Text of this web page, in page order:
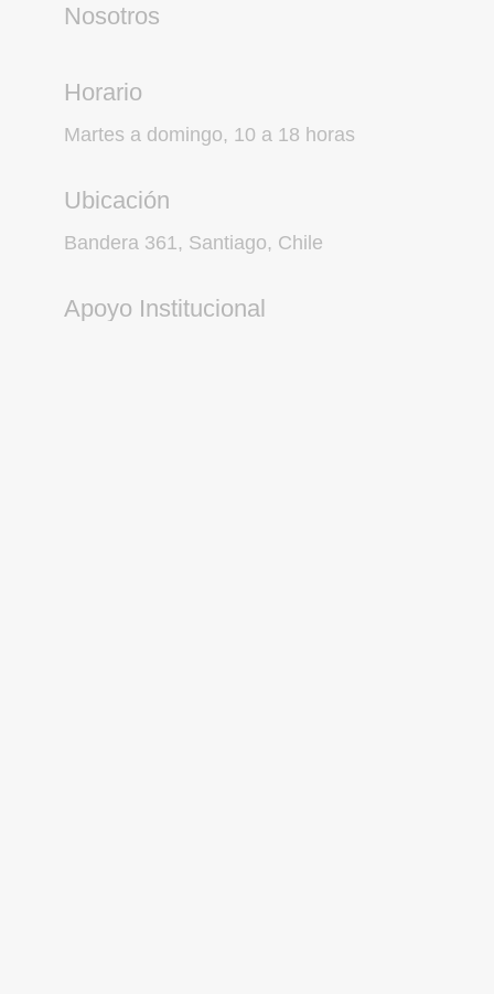
Nosotros
Horario
Martes a domingo, 10 a 18 horas
Ubicación
Bandera 361, Santiago, Chile
Apoyo Institucional